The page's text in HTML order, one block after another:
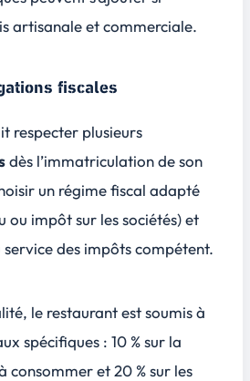
artisanale et commerciale.
fiscales
respecter plusieurs
dès l’immatriculation de son
un régime fiscal adapté
ou impôt sur les sociétés) et
service des impôts compétent.
le restaurant est soumis à
spécifiques : 10 %sur la
consommer et20 %sur les